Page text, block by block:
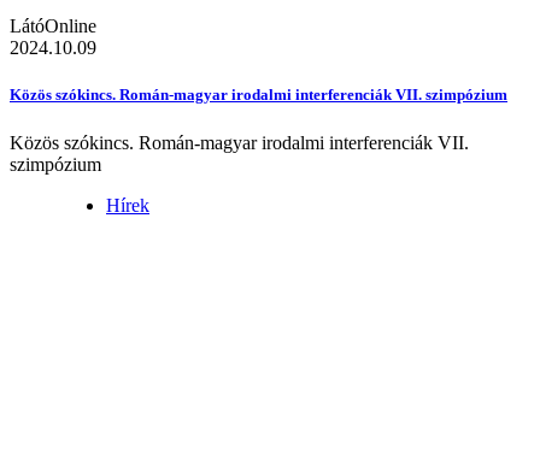
LátóOnline
2024.10.09
Közös szókincs. Román-magyar irodalmi interferenciák VII. szimpózium
Közös szókincs. Román-magyar irodalmi interferenciák VII.
szimpózium
Hírek